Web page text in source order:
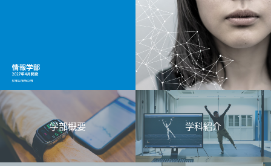
学部概要 学科紹介